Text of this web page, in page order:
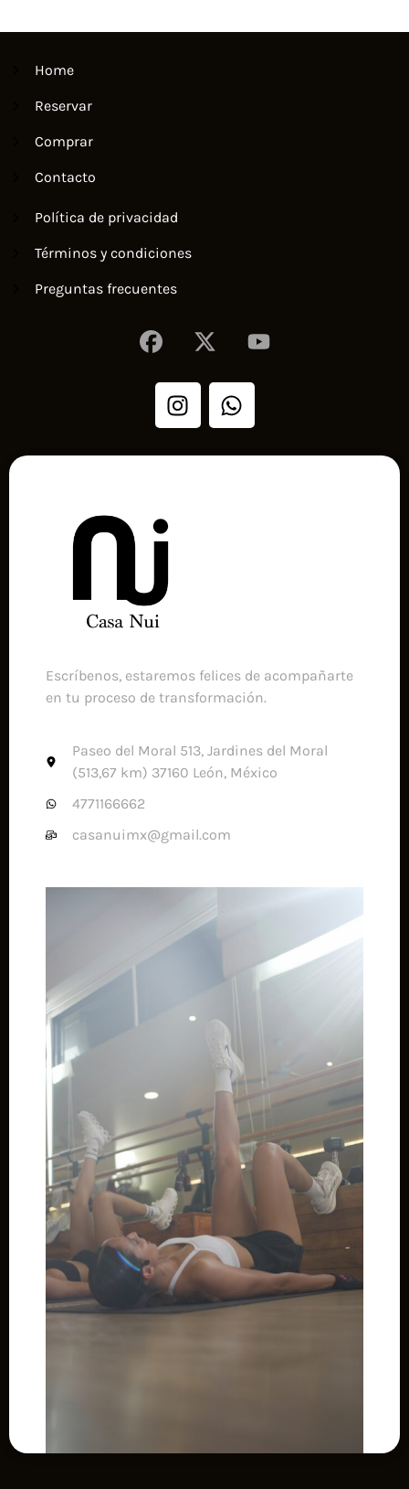
Home
Reservar
Comprar
Contacto
Política de privacidad
Términos y condiciones
Preguntas frecuentes
Escríbenos, estaremos felices de acompañarte
en tu proceso de transformación.
Paseo del Moral 513, Jardines del Moral
(513,67 km) 37160 León, México
4771166662
casanuimx@gmail.com